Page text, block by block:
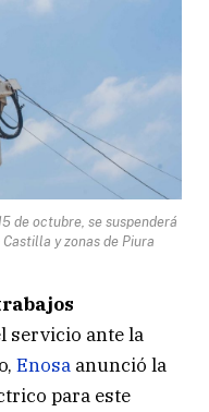
de octubre, se suspenderá
y zonas de Piura
servicio ante la
Enosa anunció la
para este